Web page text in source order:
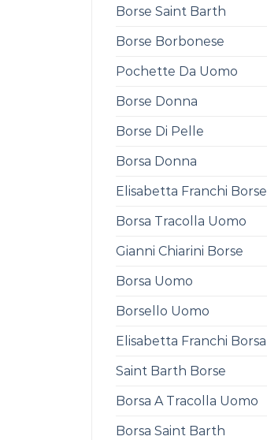
Borse Saint Barth
Borse Borbonese
Pochette Da Uomo
Borse Donna
Borse Di Pelle
Borsa Donna
Elisabetta Franchi Borse
Borsa Tracolla Uomo
Gianni Chiarini Borse
Borsa Uomo
Borsello Uomo
Elisabetta Franchi Borsa
Saint Barth Borse
Borsa A Tracolla Uomo
Borsa Saint Barth